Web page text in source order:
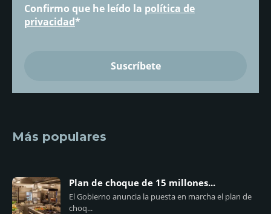
Confirmo que he leído la política de
privacidad*
Más populares
Plan de choque de 15 millones...
El Gobierno anuncia la puesta en marcha el plan de
choq...